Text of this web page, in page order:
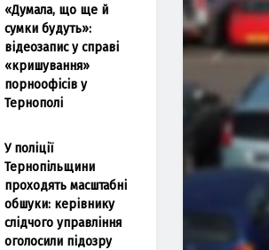
«Думала, що ще й
сумки будуть»:
відеозапис у справі
«кришування»
порноофісів у
Тернополі
У поліції
Тернопільщини
проходять масштабні
обшуки: керівнику
слідчого управління
оголосили підозру